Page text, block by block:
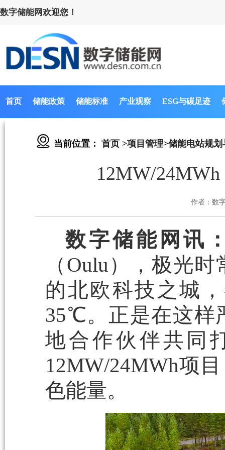
数字储能网欢迎您！
首页 储能政策 储能标准 产业观察 ESG与碳足迹
当前位置： 首页 >项目管理>储能电站规划
12MW/
作者：数
数字储能网讯
（Oulu），极光
的北欧科技之城
35℃。正是在这样
地合作伙伴共同
12MW/24MWh项
色能量。